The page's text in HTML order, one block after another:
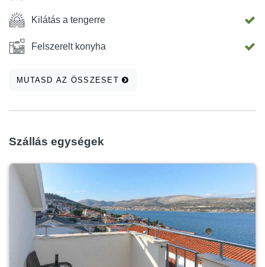
Kilátás a tengerre
Felszerelt konyha
MUTASD AZ ÖSSZESET
Szállás egységek